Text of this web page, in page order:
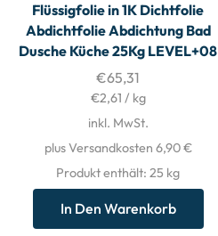
Flüssigfolie in 1K Dichtfolie
Abdichtfolie Abdichtung Bad
Dusche Küche 25Kg LEVEL+08
€65,31
€2,61 / kg
inkl. MwSt.
plus Versandkosten 6,90 €
Produkt enthält: 25 kg
In Den Warenkorb